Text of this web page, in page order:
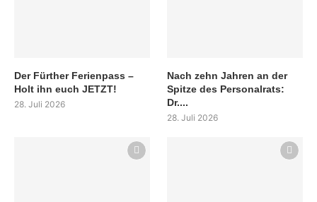
Der Fürther Ferienpass –
Holt ihn euch JETZT!
28. Juli 2026
Nach zehn Jahren an der
Spitze des Personalrats:
Dr....
28. Juli 2026